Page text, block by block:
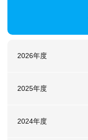
2026年度
2025年度
2024年度